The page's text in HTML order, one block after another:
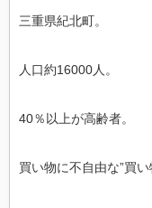
三重県紀北町。
人口約16000人。
40％以上が高齢者。
買い物に不自由な”買い